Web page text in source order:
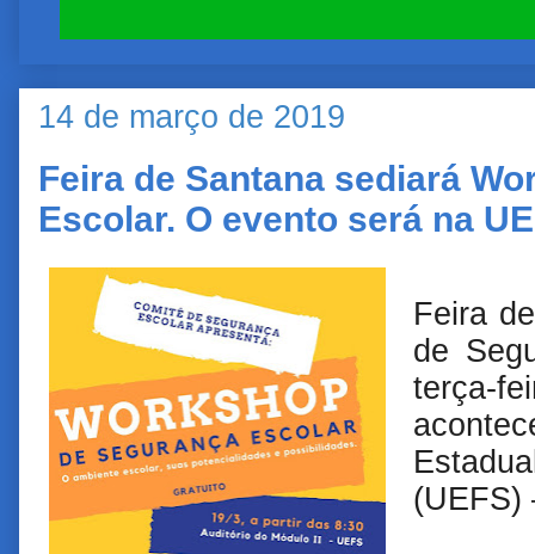
14 de março de 2019
Feira de Santana sediará
Escolar. O evento será na
Feira
de
(UEFS)